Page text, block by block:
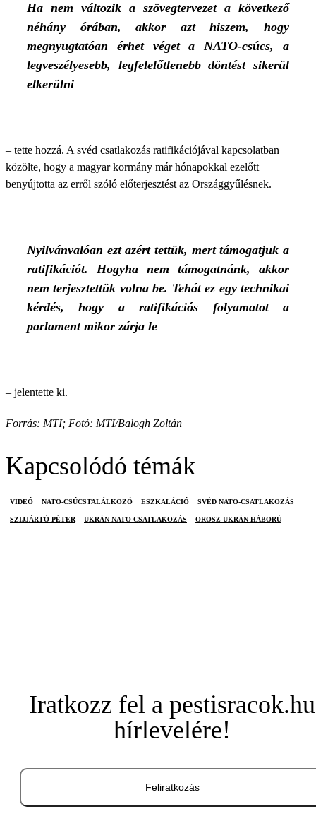
Ha nem változik a szövegtervezet a következő
néhány órában, akkor azt hiszem, hogy
megnyugtatóan érhet véget a NATO-csúcs, a
legveszélyesebb, legfelelőtlenebb döntést sikerül
elkerülni
– tette hozzá. A svéd csatlakozás ratifikációjával kapcsolatban
közölte, hogy a magyar kormány már hónapokkal ezelőtt
benyújtotta az erről szóló előterjesztést az Országgyűlésnek.
Nyilvánvalóan ezt azért tettük, mert támogatjuk a
ratifikációt. Hogyha nem támogatnánk, akkor
nem terjesztettük volna be. Tehát ez egy technikai
kérdés, hogy a ratifikációs folyamatot a
parlament mikor zárja le
– jelentette ki.
Forrás: MTI; Fotó: MTI/Balogh Zoltán
Kapcsolódó témák
VIDEÓ NATO-CSÚCSTALÁLKOZÓ ESZKALÁCIÓ SVÉD NATO-CSATLAKOZÁS
SZIJJÁRTÓ PÉTER UKRÁN NATO-CSATLAKOZÁS OROSZ-UKRÁN HÁBORÚ
Iratkozz fel a pestisracok.hu
hírlevelére!
Feliratkozás